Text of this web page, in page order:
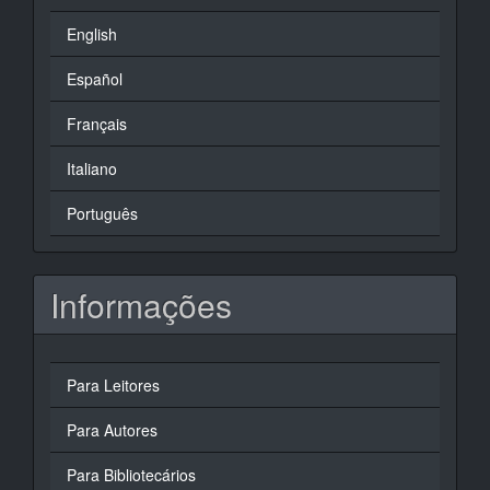
English
Español
Français
Italiano
Português
Informações
Para Leitores
Para Autores
Para Bibliotecários